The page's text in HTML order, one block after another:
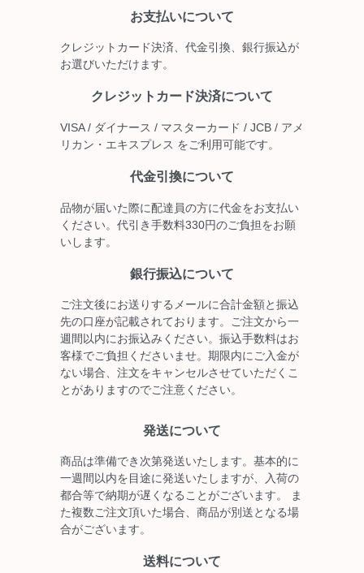
お支払いについて
クレジットカード決済、代金引換、銀行振込が
お選びいただけます。
クレジットカード決済について
VISA / ダイナース / マスターカード / JCB / アメ
リカン・エキスプレス をご利用可能です。
代金引換について
品物が届いた際に配達員の方に代金をお支払い
ください。代引き手数料330円のご負担をお願
いします。
銀行振込について
ご注文後にお送りするメールに合計金額と振込
先の口座が記載されております。ご注文から一
週間以内にお振込みください。振込手数料はお
客様でご負担くださいませ。期限内にご入金が
ない場合、注文をキャンセルさせていただくこ
とがありますのでご注意ください。
発送について
商品は準備でき次第発送いたします。基本的に
一週間以内を目途に発送いたしますが、入荷の
都合等で納期が遅くなることがございます。 ま
た複数ご注文頂いた場合、商品が別送となる場
合がございます。
送料について